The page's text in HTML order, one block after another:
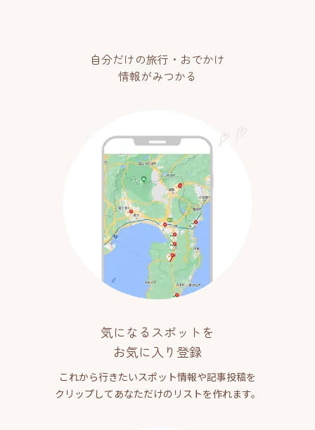
自分だけの旅行・おでかけ
情報がみつかる
気になるスポットを
お気に入り登録
これから行きたいスポット情報や記事投稿を
クリップしてあなただけのリストを作れます。